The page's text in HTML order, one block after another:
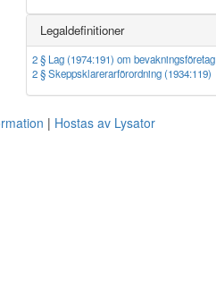
Legaldefinitioner
2 § Lag (1974:191) om bevakningsföretag
2 § Skeppsklarerarförordning (1934:119)
Hostas av Lysator